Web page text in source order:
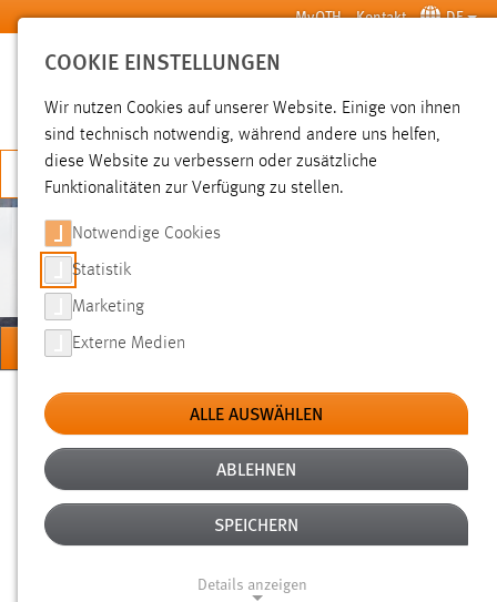
Zum Hauptinhalt springen MyOTH Kontakt DE
SUCHE
JETZT BEWERBEN
PERSONEN
Sie sind hier:
Hochschule Personen
COOKIE EINSTELLUNGEN
Wir nutzen Cookies auf unserer Website. Einige von ihnen
sind technisch notwendig, während andere uns helfen,
diese Website zu verbessern oder zusätzliche
Funktionalitäten zur Verfügung zu stellen.
Notwendige Cookies
Statistik
Marketing
Externe Medien
ALLE AUSWÄHLEN
ABLEHNEN
SPEICHERN
Details anzeigen